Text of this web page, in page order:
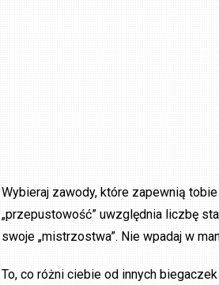
Wybieraj zawody, które zapewnią
„przepustowość” uwzględnia liczbę
swoje „mistrzostwa”. Nie wpadaj w
To, co różni ciebie od innych